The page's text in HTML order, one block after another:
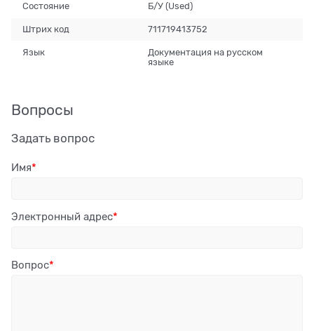
Состояние Б/У (Used)
Штрих код 711719413752
Язык
Документация на русском
языке
Вопросы
Задать вопрос
Имя
Электронный адрес
Вопрос